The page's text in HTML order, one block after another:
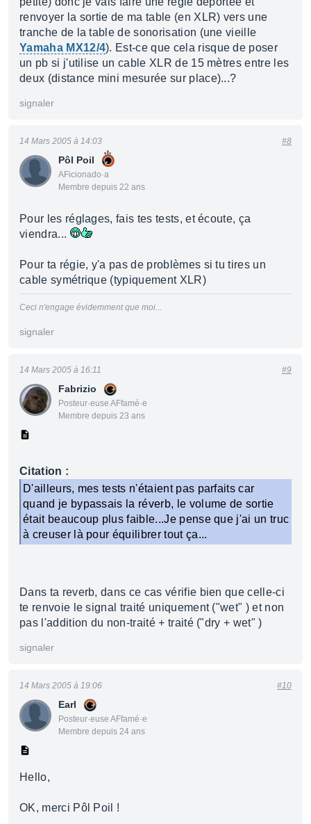
renvoyer la sortie de ma table (en XLR) vers une
tranche de la table de sonorisation (une vieille
Yamaha MX12/4). Est-ce que cela risque de poser
un pb si j'utilise un cable XLR de 15 mètres entre les
deux (distance mini mesurée sur place)...?
signaler
Pôl Poil
AFicionado·a
Membre depuis 22 ans
14 Mars 2005 à 14:03 #8
Pour les réglages, fais tes tests, et écoute, ça
viendra...
Pour ta régie, y'a pas de problèmes si tu tires un
cable symétrique (typiquement XLR)
Ceci n'engage évidemment que moi...
signaler
Fabrizio
Posteur·euse AFfamé·e
Membre depuis 23 ans
14 Mars 2005 à 16:11 #9
Citation :
D'ailleurs, mes tests n'étaient pas parfaits car
quand je bypassais la réverb, le volume de sortie
était beaucoup plus faible...Je pense que j'ai un truc
à creuser là pour équilibrer tout ça...
Dans ta reverb, dans ce cas vérifie bien que celle-ci
te renvoie le signal traité uniquement ("wet" ) et non
pas l'addition du non-traité + traité ("dry + wet" )
signaler
Earl
Posteur·euse AFfamé·e
Membre depuis 24 ans
14 Mars 2005 à 19:06 #10
Hello,
OK, merci Pôl Poil !